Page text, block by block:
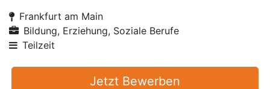
Frankfurt am Main
Bildung, Erziehung, Soziale Berufe
Teilzeit
Jetzt Bewerben